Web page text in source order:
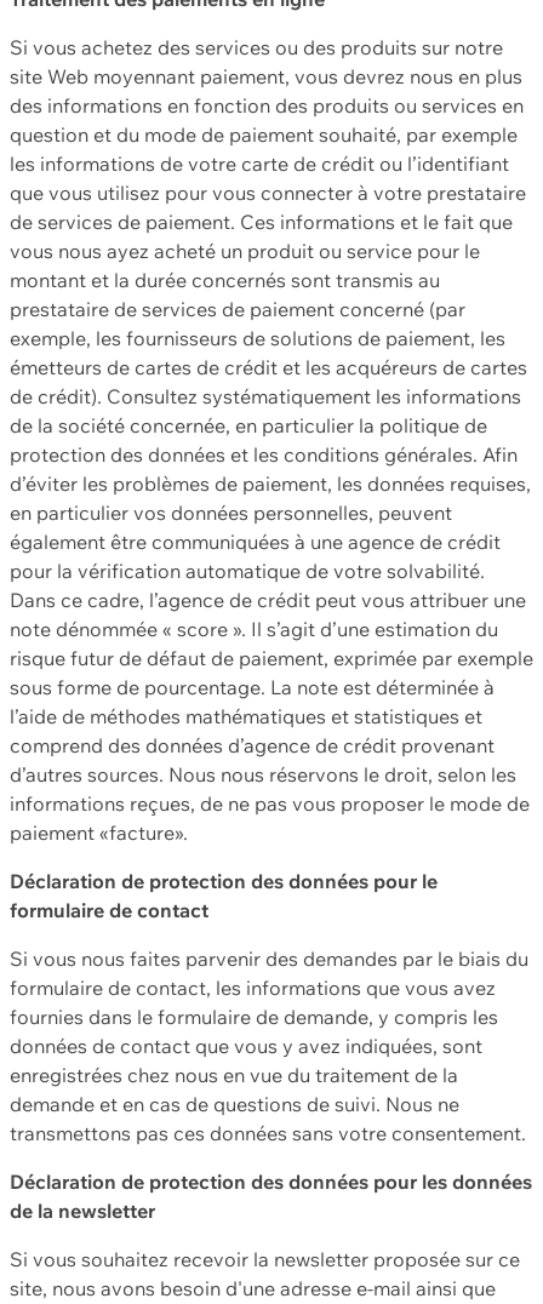
Si vous achetez des services ou des produits sur notre
site Web moyennant paiement, vous devrez nous en plus
des informations en fonction des produits ou services en
question et du mode de paiement souhaité, par exemple
les informations de votre carte de crédit ou l’identifiant
que vous utilisez pour vous connecter à votre prestataire
de services de paiement. Ces informations et le fait que
vous nous ayez acheté un produit ou service pour le
montant et la durée concernés sont transmis au
prestataire de services de paiement concerné (par
exemple, les fournisseurs de solutions de paiement, les
émetteurs de cartes de crédit et les acquéreurs de cartes
de crédit). Consultez systématiquement les informations
de la société concernée, en particulier la politique de
protection des données et les conditions générales. Afin
d’éviter les problèmes de paiement, les données requises,
en particulier vos données personnelles, peuvent
également être communiquées à une agence de crédit
pour la vérification automatique de votre solvabilité.
Dans ce cadre, l’agence de crédit peut vous attribuer une
note dénommée « score ». Il s’agit d’une estimation du
risque futur de défaut de paiement, exprimée par exemple
sous forme de pourcentage. La note est déterminée à
l’aide de méthodes mathématiques et statistiques et
comprend des données d’agence de crédit provenant
d’autres sources. Nous nous réservons le droit, selon les
informations reçues, de ne pas vous proposer le mode de
paiement «facture».
Déclaration de protection des données pour le
formulaire de contact
Si vous nous faites parvenir des demandes par le biais du
formulaire de contact, les informations que vous avez
fournies dans le formulaire de demande, y compris les
données de contact que vous y avez indiquées, sont
enregistrées chez nous en vue du traitement de la
demande et en cas de questions de suivi. Nous ne
transmettons pas ces données sans votre consentement.
Déclaration de protection des données pour les données
de la newsletter
Si vous souhaitez recevoir la newsletter proposée sur ce
site, nous avons besoin d'une adresse e-mail ainsi que